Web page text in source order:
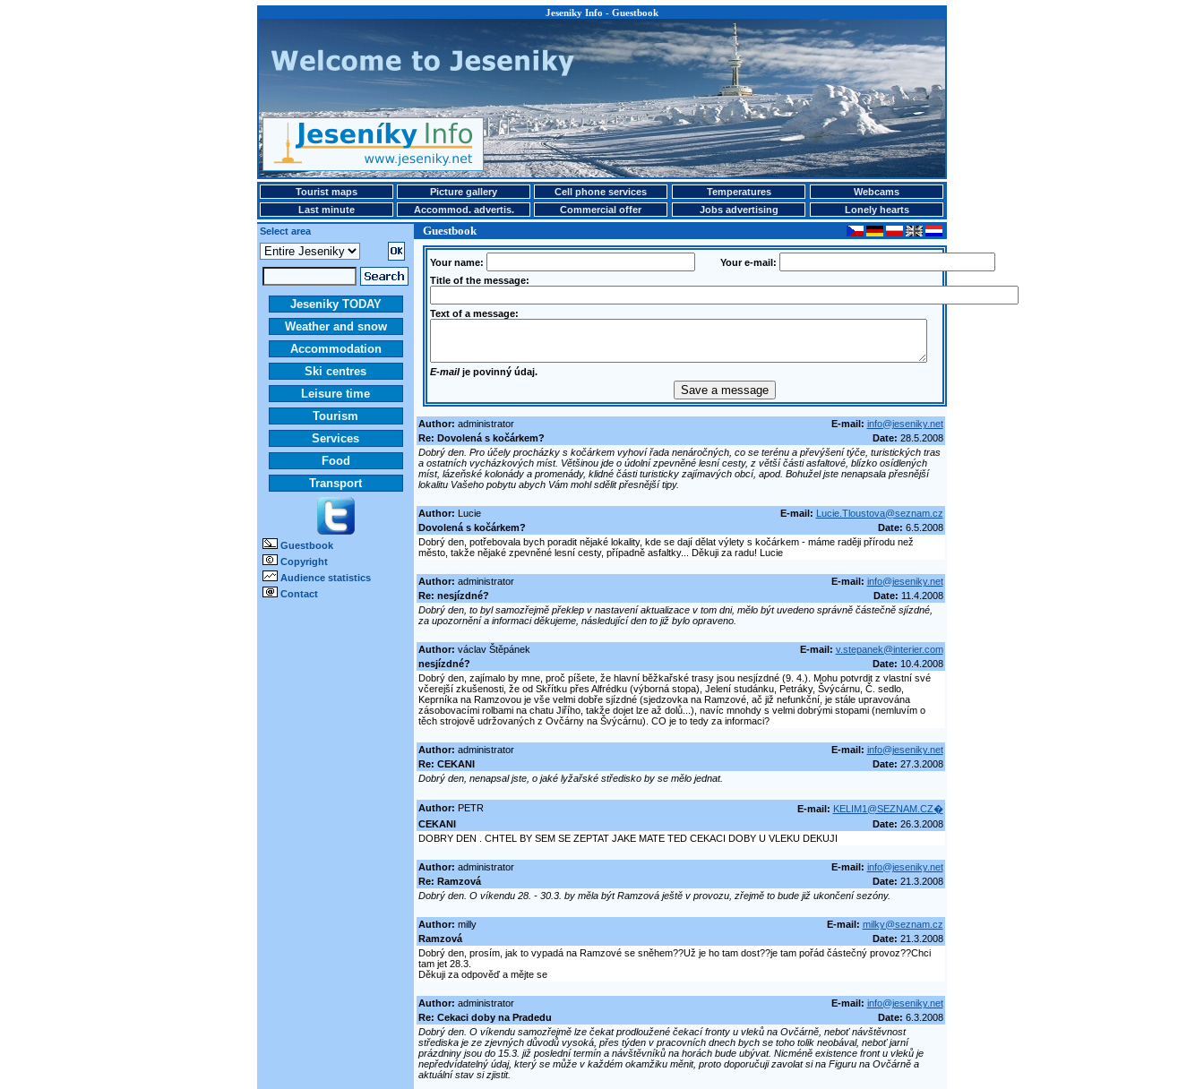
Jeseniky Info - Guestbook
Tourist maps Picture gallery Cell phone services Temperatures
Webcams
Last minute
Accommod. advertis. Commercial offer Jobs advertising
Lonely hearts
Select area
Guestbook
Jeseniky TODAY
Weather and snow
Accommodation
Ski centres
Leisure time
Tourism
Services
Food
Transport
Guestbook
Copyright
Audience statistics
Contact
Your name:
Your e-mail:
Title of the message:
Text of a message:
E-mailje povinný údaj.
Author: administrator E-mail: info@jeseniky.net
Re: Dovolená s kočárkem?
Date: 28.5.2008
Dobrý den. Pro účely procházky s kočárkem vyhoví řada nenáročných, co se terénu a převýšení týče, turistických tras
a ostatních vycházkových míst. Většinou jde o údolní zpevněné lesní cesty, z větší části asfaltové, blízko osídlených
míst, lázeňské kolonády a promenády, klidné části turisticky zajímavých obcí, apod. Bohužel jste nenapsala přesnější
lokalitu Vašeho pobytu abych Vám mohl sdělit přesnější tipy.
Author: Lucie E-mail: Lucie.Tloustova@seznam.cz
Dovolená s kočárkem?
Date: 6.5.2008
Dobrý den, potřebovala bych poradit nějaké lokality, kde se dají dělat výlety s kočárkem - máme raději přírodu než
město, takže nějaké zpevněné lesní cesty, případně asfaltky... Děkuji za radu! Lucie
Author: administrator E-mail: info@jeseniky.net
Re: nesjízdné?
Date: 11.4.2008
Dobrý den, to byl samozřejmě překlep v nastavení aktualizace v tom dni, mělo být uvedeno správně částečně sjízdné,
za upozornění a informaci děkujeme, následující den to již bylo opraveno.
Author: václav Štěpánek E-mail: v.stepanek@interier.com
nesjízdné?
Date: 10.4.2008
Dobrý den, zajímalo by mne, proč píšete, že hlavní běžkařské trasy jsou nesjízdné (9. 4.). Mohu potvrdit z vlastní své
včerejší zkušenosti, že od Skřítku přes Alfrédku (výborná stopa), Jelení studánku, Petráky, Švýcárnu, Č. sedlo,
Keprníka na Ramzovou je vše velmi dobře sjízdné (sjedzovka na Ramzové, ač již nefunkční, je stále upravována
zásobovacími rolbami na chatu Jiřího, takže dojet lze až dolů...), navíc mnohdy s velmi dobrými stopami (nemluvím o
těch strojově udržovaných z Ovčárny na Švýcárnu). CO je to tedy za informaci?
Author: administrator E-mail: info@jeseniky.net
Re: CEKANI
Date: 27.3.2008
Dobrý den, nenapsal jste, o jaké lyžařské středisko by se mělo jednat.
Author: PETR E-mail: KELIM1@SEZNAM.CZ�
CEKANI
Date: 26.3.2008
DOBRY DEN . CHTEL BY SEM SE ZEPTAT JAKE MATE TED CEKACI DOBY U VLEKU DEKUJI
Author: administrator E-mail: info@jeseniky.net
Re: Ramzová
Date: 21.3.2008
Dobrý den. O víkendu 28. - 30.3. by měla být Ramzová ještě v provozu, zřejmě to bude již ukončení sezóny.
Author: milly E-mail: milky@seznam.cz
Ramzová
Date: 21.3.2008
Dobrý den, prosím, jak to vypadá na Ramzové se sněhem??Už je ho tam dost??je tam pořád částečný provoz??Chci
tam jet 28.3.
Děkuji za odpověď a mějte se
Author: administrator E-mail: info@jeseniky.net
Re: Cekaci doby na Pradedu
Date: 6.3.2008
Dobrý den. O víkendu samozřejmě lze čekat prodloužené čekací fronty u vleků na Ovčárně, neboť návštěvnost
střediska je ze zjevných důvodů vysoká, přes týden v pracovních dnech bych se toho tolik neobával, neboť jarní
prázdniny jsou do 15.3. již poslední termín a návštěvníků na horách bude ubývat. Nicméně existence front u vleků je
nepředvídatelný údaj, který se může v každém okamžiku měnit, proto doporučuji zavolat si na Figuru na Ovčárně a
aktuální stav si zjistit.